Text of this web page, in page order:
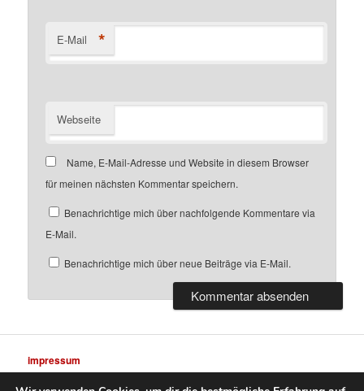
E-Mail *
Webseite
Name, E-Mail-Adresse und Website in diesem Browser
für meinen nächsten Kommentar speichern.
Benachrichtige mich über nachfolgende Kommentare via
E-Mail.
Benachrichtige mich über neue Beiträge via E-Mail.
impressum